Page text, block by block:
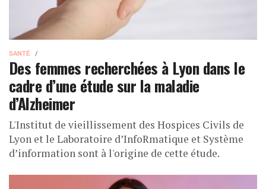
SANTÉ
Des femmes recherchées à Lyon dans le
cadre d’une étude sur la maladie
d’Alzheimer
L'Institut de vieillissement des Hospices Civils de
Lyon et le Laboratoire d’InfoRmatique et Système
d’information sont à l'origine de cette étude.